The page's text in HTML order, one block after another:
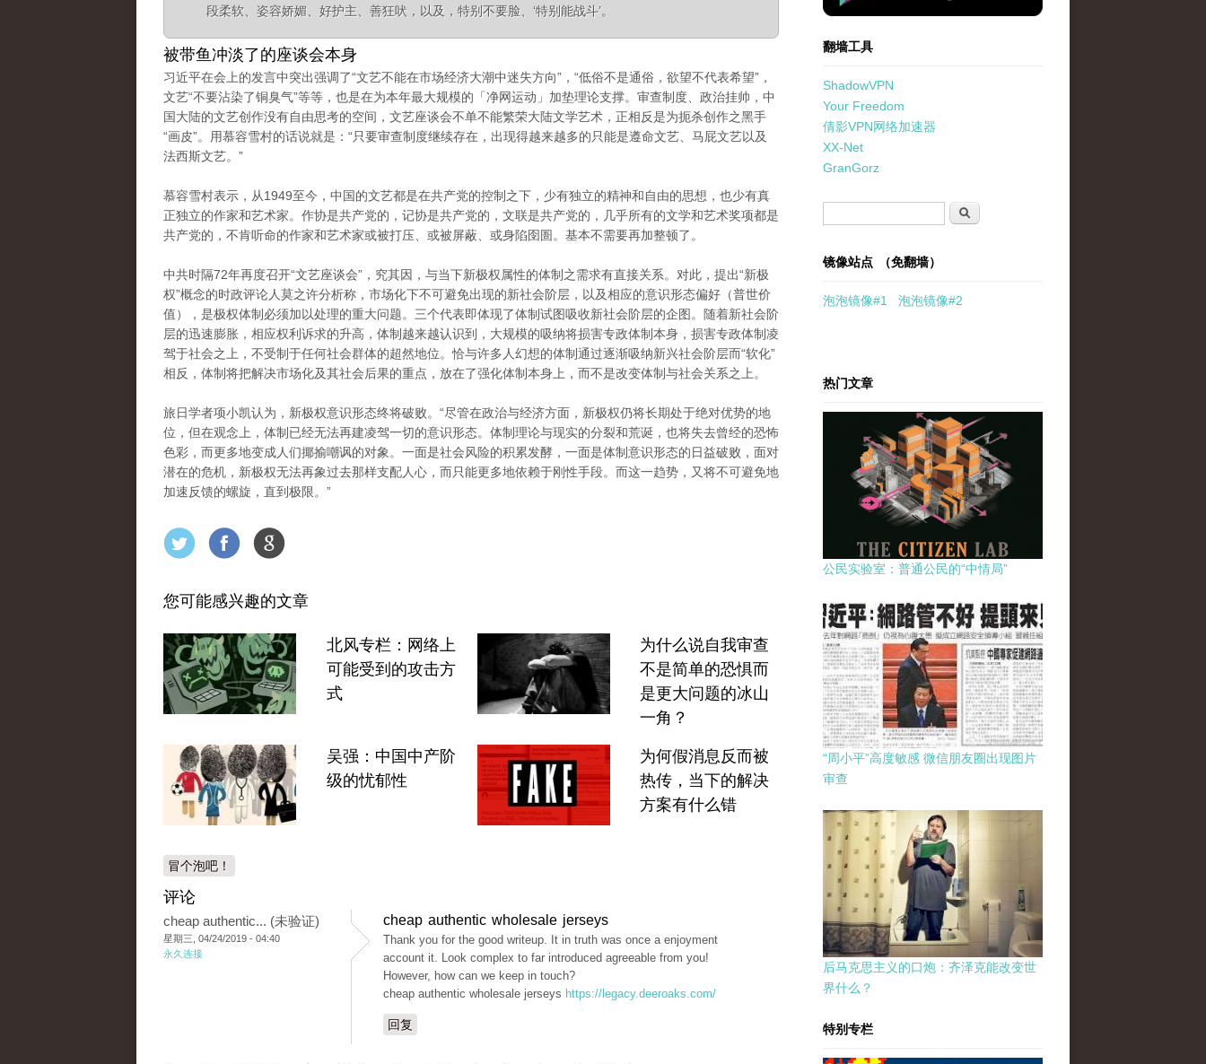
段柔软、姿容娇媚、好护主、善狂吠，以及，特别不要脸、‘特别能战斗’。
被带鱼冲淡了的座谈会本身
习近平在会上的发言中突出强调了“文艺不能在市场经济大潮中迷失方向”，“低俗不是通俗，欲望不代表希望”，
文艺“不要沾染了铜臭气”等等，也是在为本年最大规模的「净网运动」加垫理论支撑。 审查制度、政治挂帅，中
国大陆的文艺创作没有自由思考的空间，文艺座谈会不单不能繁荣大陆文学艺术，正相反是为扼杀创作之黑手
“画皮”。
用慕容雪村的话说就是：“只要审查制度继续存在，出现得越来越多的只能是遵命文艺、马屁文艺以及
法西斯文艺。”
慕容雪村表示，从1949至今，中国的文艺都是在共产党的控制之下，少有独立的精神和自由的思想，也少有真
正独立的作家和艺术家。 作协是共产党的，记协是共产党的，文联是共产党的，几乎所有的文学和艺术奖项都是
共产党的，不肯听命的作家和艺术家或被打压、或被屏蔽、或身陷囹圄。 基本不需要再加整顿了。
中共时隔72年再度召开“文艺座谈会”，究其因，与当下新极权属性的体制之需求有直接关系。 对此，提出“新极
权”概念的时政评论人莫之许分析称，市场化下不可避免出现的新社会阶层，以及相应的意识形态偏好（普世价
值），是极权体制必须加以处理的重大问题。 三个代表即体现了体制试图吸收新社会阶层的企图。 随着新社会阶
层的迅速膨胀，相应权利诉求的升高，体制越来越认识到，大规模的吸纳将损害专政体制本身，损害专政体制凌
驾于社会之上，不受制于任何社会群体的超然地位。恰与许多人幻想的体制通过逐渐吸纳新兴社会阶层而“软化”
相反，体制将把解决市场化及其社会后果的重点，放在了强化体制本身上，而不是改变体制与社会关系之上。
旅日学者项小凯认为，新极权意识形态终将破败。“尽管在政治与经济方面，新极权仍将长期处于绝对优势的地
位，但在观念上，体制已经无法再建凌驾一切的意识形态。体制理论与现实的分裂和荒诞，也将失去曾经的恐怖
色彩 ，而更多地变成人们揶揄嘲​​讽的对象。一面是社会风险的积累发酵，一面是体制意识形态的日益破败，面对
潜在的危机，新极权无法再象过去那样支配人心，而只能更多地依赖于刚性手段。而这一趋势，又将不可避免地
加速反馈的螺旋，直到极限。”
您可能感兴趣的文章
北风专栏：网络上
可能受到的攻击方
式
为什么说自我审查
不是简单的恐惧而
是更大问题的冰山
一角？
吴强：中国中产阶
级的忧郁性
为何假消息反而被
热传，当下的解决
方案有什么错
冒个泡吧！
评论
cheap authentic... (未验证)
星期三, 04/24/2019 - 04:40
永久连接
cheap authentic wholesale jerseys
Thank you for the good writeup. It in truth was once a enjoyment
account it. Look complex to far introduced agreeable from you!
However, how can we keep in touch?
cheap authentic wholesale jerseys https://legacy.deeroaks.com/
回复
翻墙工具
ShadowVPN
Your Freedom
倩影VPN网络加速器
XX-Net
GranGorz
搜索
镜像站点 （免翻墙）
泡泡镜像#1 泡泡镜像#2
热门文章
公民实验室：普通公民的“中情局”
“周小平”高度敏感 微信朋友圈出现图片
审查
后马克思主义的口炮：齐泽克能改变世
界什么？
特别专栏